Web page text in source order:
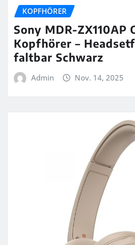
KOPFHÖRER
Sony MDR-ZX110AP
Kopfhörer –
faltbar Schwarz
Admin Nov. 14, 2025